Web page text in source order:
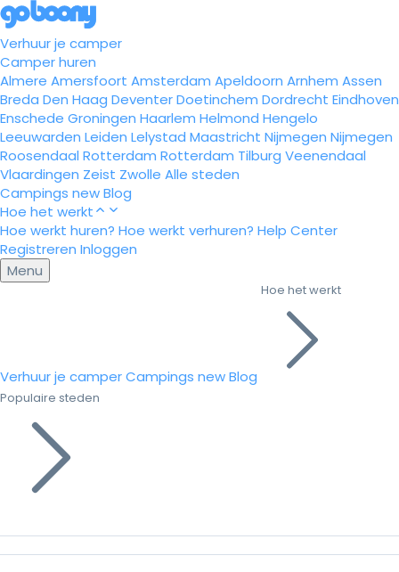
Verhuur je camper
Camper huren
Almere Amersfoort Amsterdam Apeldoorn Arnhem Assen
Breda Den Haag DeventerDoetinchem Dordrecht Eindhoven
Enschede Groningen Haarlem Helmond Hengelo
Leeuwarden Leiden Lelystad Maastricht Nijmegen Nijmegen
Roosendaal Rotterdam Rotterdam Tilburg Veenendaal
Vlaardingen Zeist Zwolle Alle steden
Campings newBlog
Hoe het werkt
Hoe werkt huren? Hoe werkt verhuren? Help Center
Registreren Inloggen
Menu
Verhuur je camperCampings newBlog
Hoe het werkt
Populaire steden